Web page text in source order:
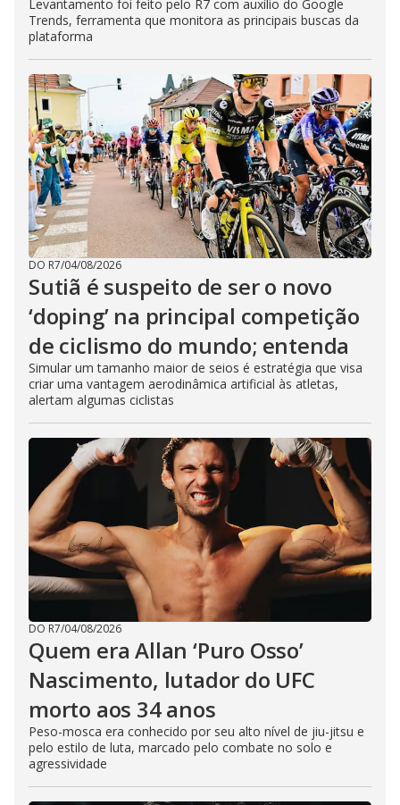
Levantamento foi feito pelo R7 com auxílio do Google
Trends, ferramenta que monitora as principais buscas da
plataforma
DO R7/04/08/2026
Sutiã é suspeito de ser o novo
‘doping’ na principal competição
de ciclismo do mundo; entenda
Simular um tamanho maior de seios é estratégia que visa
criar uma vantagem aerodinâmica artificial às atletas,
alertam algumas ciclistas
DO R7/04/08/2026
Quem era Allan ‘Puro Osso’
Nascimento, lutador do UFC
morto aos 34 anos
Peso-mosca era conhecido por seu alto nível de jiu-jitsu e
pelo estilo de luta, marcado pelo combate no solo e
agressividade